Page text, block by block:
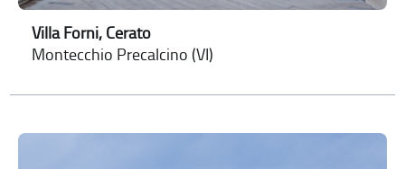
Villa Forni, Cerato
Montecchio Precalcino (VI)